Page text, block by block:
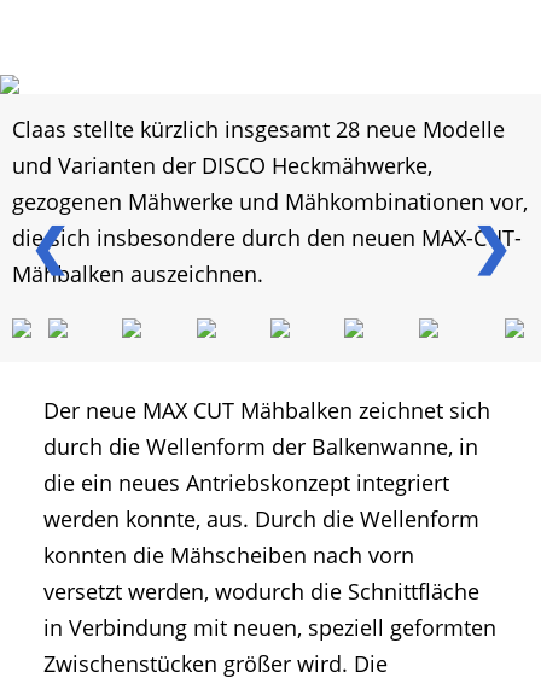
❮ ❯
Claas stellte kürzlich insgesamt 28 neue Modelle
und Varianten der DISCO Heckmähwerke,
gezogenen Mähwerke und Mähkombinationen vor,
die sich insbesondere durch den neuen MAX-CUT-
Mähbalken auszeichnen.
Der neue MAX CUT Mähbalken zeichnet sich
durch die Wellenform der Balkenwanne, in
die ein neues Antriebskonzept integriert
werden konnte, aus. Durch die Wellenform
konnten die Mähscheiben nach vorn
versetzt werden, wodurch die Schnittfläche
in Verbindung mit neuen, speziell geformten
Zwischenstücken größer wird. Die